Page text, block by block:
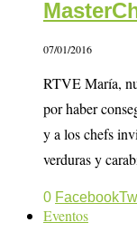
07/01/2016
RTVE María,
por haber
y a los chefs
verduras y
0 Facebook
Eventos